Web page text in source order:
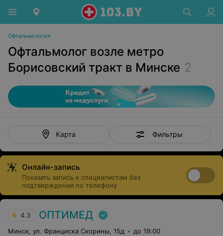
Офтальмология
Офтальмолог возле метро
Борисовский тракт в Минске 2
Карта Фильтры
Онлайн-запись
Показать запись к специалистам без
подтверждения по телефону
4.3 ОПТИМЕД
Минск, ул. Франциска Скорины, 15д до 19:00